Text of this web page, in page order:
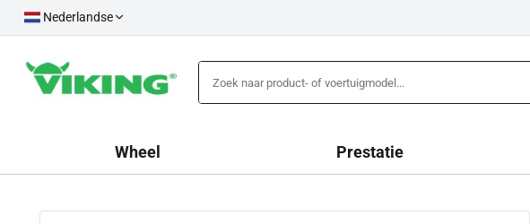
Nederlandse
Wheel Prestatie